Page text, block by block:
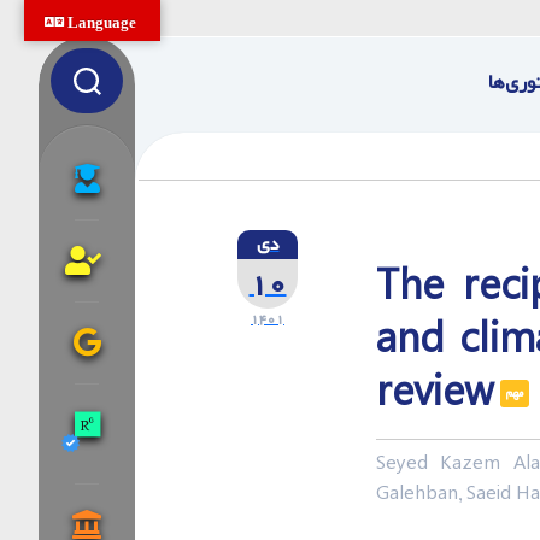
دی
۱۰
۱۴۰۱
The
and
review مهم
Seyed Kazem
Galehban, Saeid
Language